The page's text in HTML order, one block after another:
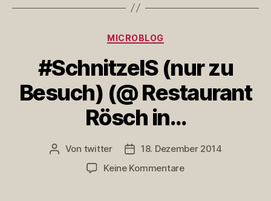
Kategorien
MICROBLOG
#SchnitzelS (nur zu
Besuch) (@ Restaurant
Rösch in…
Beitragsautor
Von twitter Veröffentlichungsdatum
18. Dezember 2014
Keine Kommentarezu